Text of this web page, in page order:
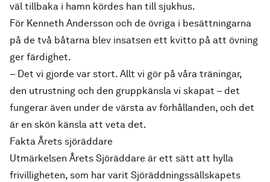
väl tillbaka i hamn kördes han till sjukhus.
För Kenneth Andersson och de övriga i besättningarna
på de två båtarna blev insatsen ett kvitto på att övning
ger färdighet.
– Det vi gjorde var stort. Allt vi gör på våra träningar,
den utrustning och den gruppkänsla vi skapat – det
fungerar även under de värsta av förhållanden, och det
är en skön känsla att veta det.
Fakta Årets sjöräddare
Utmärkelsen Årets Sjöräddare är ett sätt att hylla
frivilligheten, som har varit Sjöräddningssällskapets